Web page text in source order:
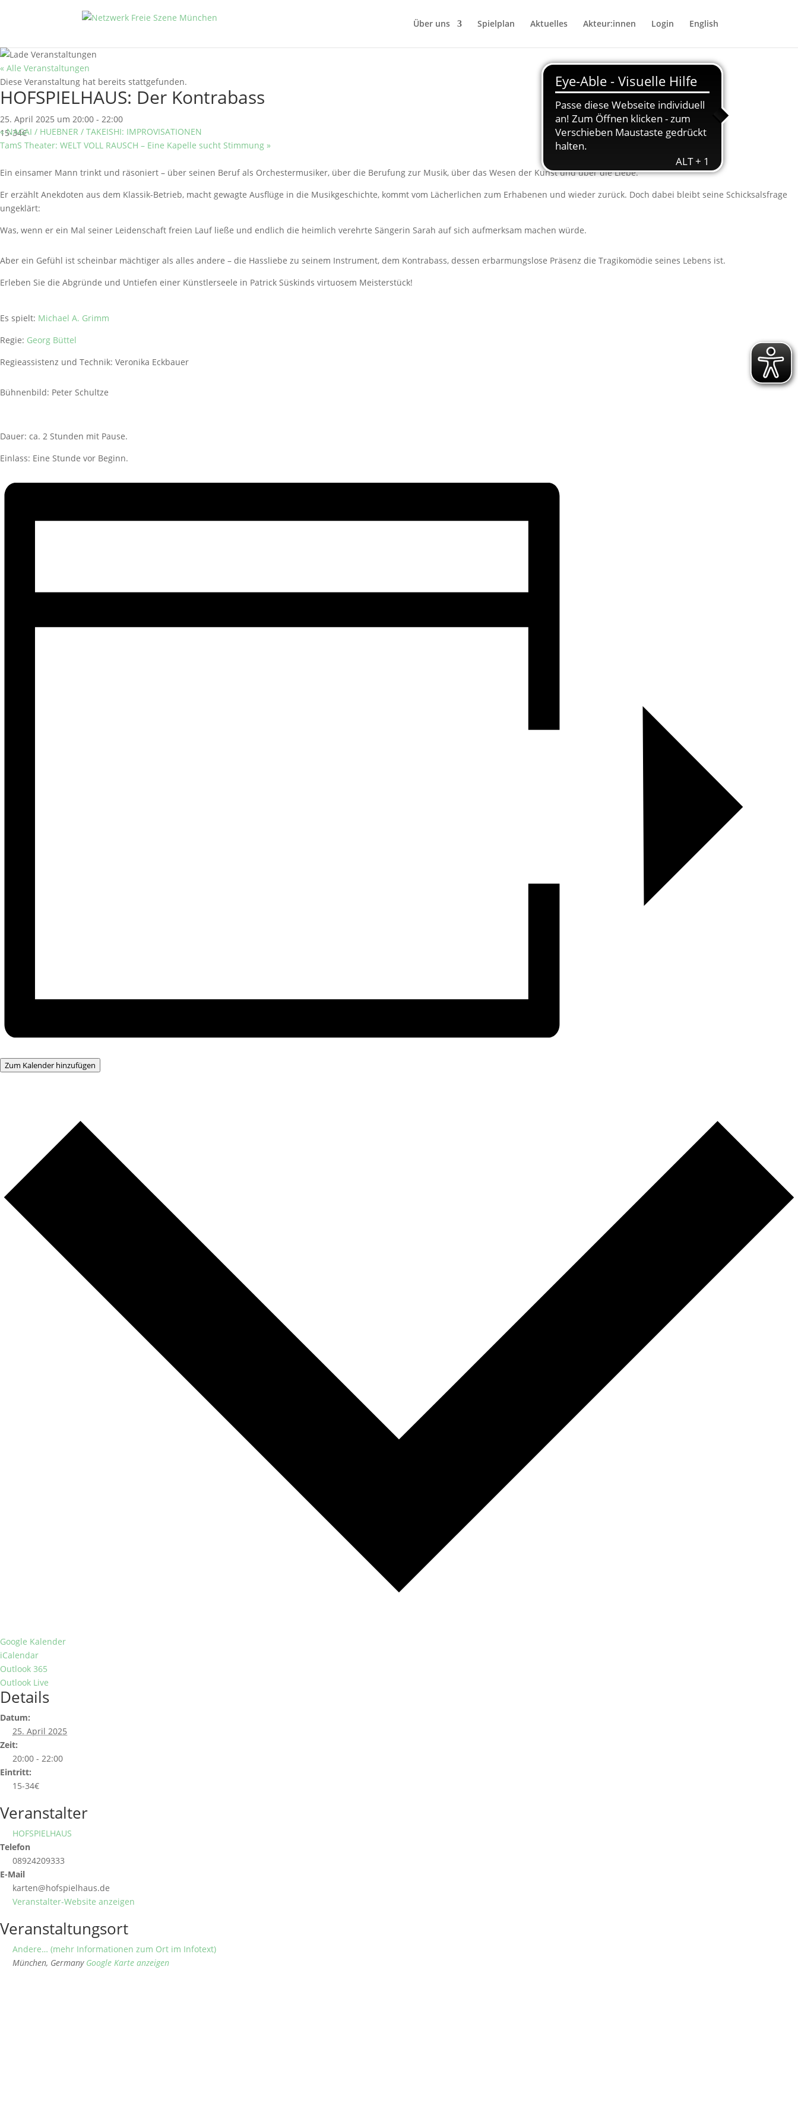
Über uns Spielplan Aktuelles Akteur:innen Login English
« Alle Veranstaltungen
Diese Veranstaltung hat bereits stattgefunden.
HOFSPIELHAUS: Der Kontrabass
25. April 2025 um 20:00 - 22:00
15-34€
«NAGAI / HUEBNER / TAKEISHI: IMPROVISATIONEN
TamS Theater: WELT VOLL RAUSCH – Eine Kapelle sucht Stimmung »
Ein einsamer Mann trinkt und räsoniert – über seinen Beruf als Orchestermusiker, über die Berufung zur Musik, über das Wesen der Kunst und über die Liebe.
Er erzählt Anekdoten aus dem Klassik-Betrieb, macht gewagte Ausflüge in die Musikgeschichte, kommt vom Lächerlichen zum Erhabenen und wieder zurück. Doch dabei bleibt seine Schicksalsfrage
ungeklärt:
Was, wenn er ein Mal seiner Leidenschaft freien Lauf ließe und endlich die heimlich verehrte Sängerin Sarah auf sich aufmerksam machen würde.
Aber ein Gefühl ist scheinbar mächtiger als alles andere – die Hassliebe zu seinem Instrument, dem Kontrabass, dessen erbarmungslose Präsenz die Tragikomödie seines Lebens ist.
Erleben Sie die Abgründe und Untiefen einer Künstlerseele in Patrick Süskinds virtuosem Meisterstück!
Es spielt: Michael A. Grimm
Regie: Georg Büttel
Regieassistenz und Technik: Veronika Eckbauer
Bühnenbild: Peter Schultze
Dauer: ca. 2 Stunden mit Pause.
Einlass: Eine Stunde vor Beginn.
Zum Kalender hinzufügen
Google Kalender
iCalendar
Outlook 365
Outlook Live
Details
Datum:
25. April 2025
Zeit:
20:00 - 22:00
Eintritt:
15-34€
Veranstalter
HOFSPIELHAUS
Telefon
08924209333
E-Mail
karten@hofspielhaus.de
Veranstalter-Website anzeigen
Veranstaltungsort
Andere… (mehr Informationen zum Ort im Infotext)
München, Germany Google Karte anzeigen